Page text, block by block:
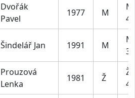
Dvořák
Pavel
1977 M
Šindelář Jan 1991 M
Prouzová
Lenka
1981 Ž